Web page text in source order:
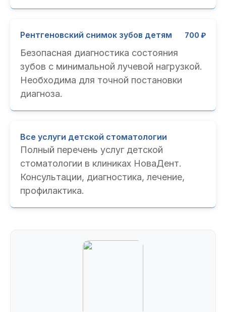
Рентгеновский снимок зубов детям 700 ₽
Безопасная диагностика состояния
зубов с минимальной лучевой нагрузкой.
Необходима для точной постановки
диагноза.
Все услуги детской стоматологии
Полный перечень услуг детской
стоматологии в клиниках НоваДент.
Консультации, диагностика, лечение,
профилактика.